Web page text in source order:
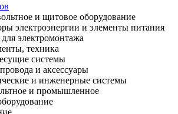
и щитовое оборудование
электроэнергии и элементы питания
электромонтажа
техника
системы
и аксессуары
и инженерные системы
и промышленное